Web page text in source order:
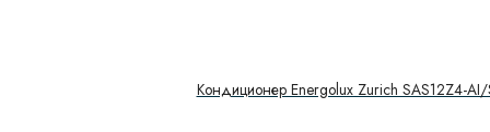
Кондиционер Energolux Zurich SAS12Z4-AI/